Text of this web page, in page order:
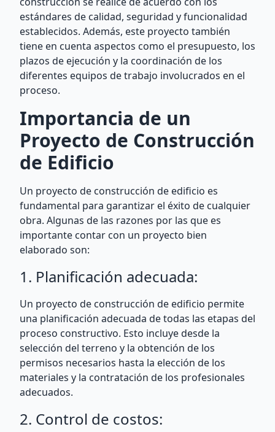
estándares de calidad, seguridad y funcionalidad
establecidos. Además, este proyecto también
tiene en cuenta aspectos como el presupuesto, los
plazos de ejecución y la coordinación de los
diferentes equipos de trabajo involucrados en el
proceso.
Importancia de un
Proyecto de Construcción
de Edificio
Un proyecto de construcción de edificio es
fundamental para garantizar el éxito de cualquier
obra. Algunas de las razones por las que es
importante contar con un proyecto bien
elaborado son:
1. Planificación adecuada:
Un proyecto de construcción de edificio permite
una planificación adecuada de todas las etapas del
proceso constructivo. Esto incluye desde la
selección del terreno y la obtención de los
permisos necesarios hasta la elección de los
materiales y la contratación de los profesionales
adecuados.
2. Control de costos: